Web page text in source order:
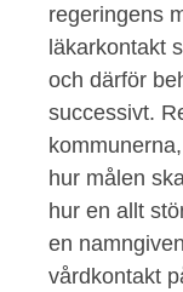
regeringens
läkarkontakt
och därför
successivt.
hur målen
hur en allt
en
vårdkontakt